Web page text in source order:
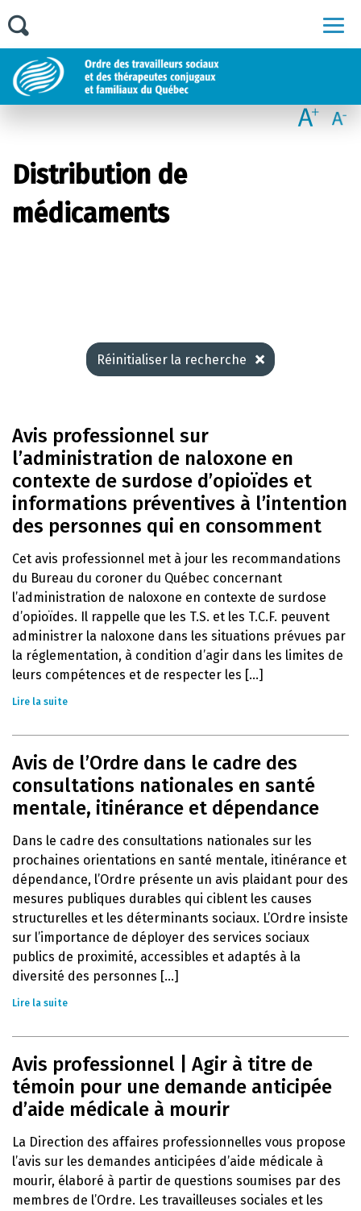
Distribution de
médicaments
Réinitialiser la recherche
Avis professionnel sur
l’administration de naloxone en
contexte de surdose d’opioïdes et
informations préventives à l’intention
des personnes qui en consomment
Cet avis professionnel met à jour les recommandations
du Bureau du coroner du Québec concernant
l’administration de naloxone en contexte de surdose
d’opioïdes. Il rappelle que les T.S. et les T.C.F. peuvent
administrer la naloxone dans les situations prévues par
la réglementation, à condition d’agir dans les limites de
leurs compétences et de respecter les [...]
Lire la suite
Avis de l’Ordre dans le cadre des
consultations nationales en santé
mentale, itinérance et dépendance
Dans le cadre des consultations nationales sur les
prochaines orientations en santé mentale, itinérance et
dépendance, l’Ordre présente un avis plaidant pour des
mesures publiques durables qui ciblent les causes
structurelles et les déterminants sociaux. L’Ordre insiste
sur l’importance de déployer des services sociaux
publics de proximité, accessibles et adaptés à la
diversité des personnes [...]
Lire la suite
Avis professionnel | Agir à titre de
témoin pour une demande anticipée
d’aide médicale à mourir
La Direction des affaires professionnelles vous propose
l’avis sur les demandes anticipées d’aide médicale à
mourir, élaboré à partir de questions soumises par des
membres de l’Ordre. Les travailleuses sociales et les